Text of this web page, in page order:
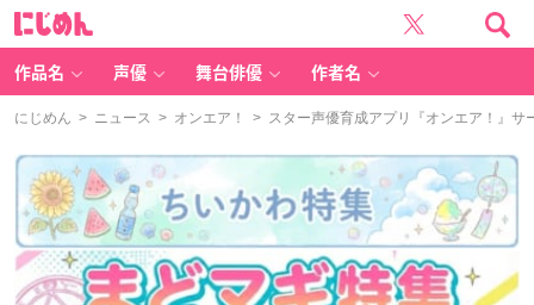
作品名 声優 舞台俳優 作者名
にじめん > ニュース > オンエア！ > スター声優育成アプリ『オンエア！』サ